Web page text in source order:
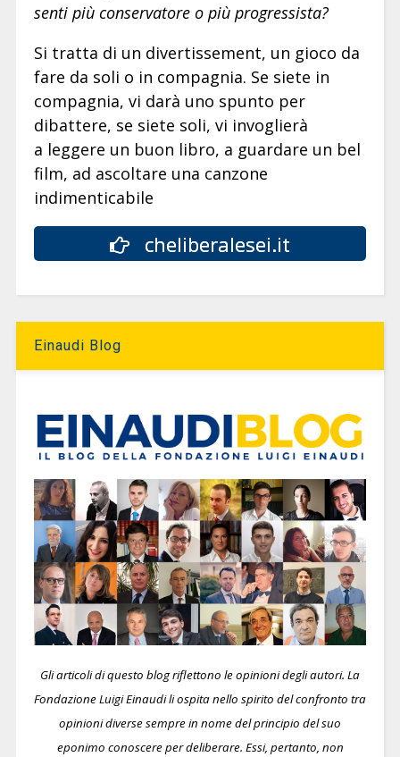
senti più conservatore o più progressista?
Si tratta di un divertissement, un gioco da
fare da soli o in compagnia. Se siete in
compagnia, vi darà uno spunto per
dibattere, se siete soli, vi invoglierà
a leggere un buon libro, a guardare un bel
film, ad ascoltare una canzone
indimenticabile
cheliberalesei.it
Einaudi Blog
Gli articoli di questo blog riflettono le opinioni degli autori. La
Fondazione Luigi Einaudi li ospita nello spirito del confronto tra
opinioni diverse sempre in nome del principio del suo
eponimo conoscere per deliberare. Essi, pertanto, non